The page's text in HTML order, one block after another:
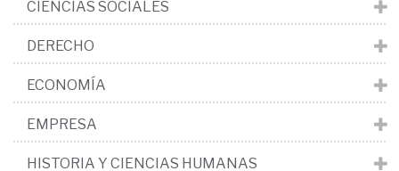
CIENCIAS SOCIALES
DERECHO
ECONOMÍA
EMPRESA
HISTORIA Y CIENCIAS HUMANAS